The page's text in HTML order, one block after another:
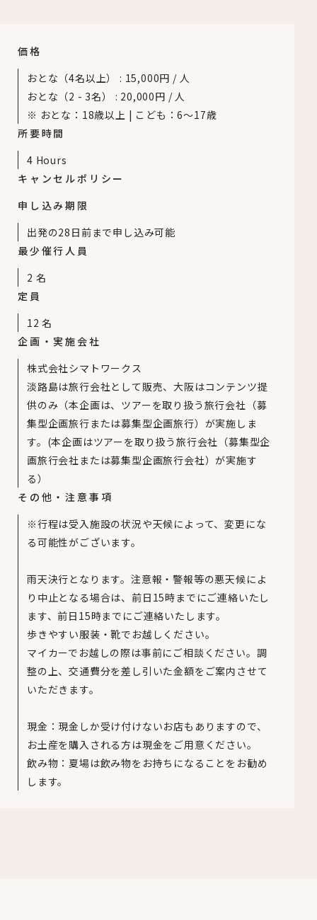
価格
おとな（4名以上）
: 15,000円 / 人
おとな（2 - 3名）
: 20,000円 / 人
※ おとな：18歳以上 | こども：6～17歳
所要時間
4 Hours
キャンセルポリシー
申し込み期限
出発の28日前まで申し込み可能
最少催行人員
2 名
定員
12 名
企画・実施会社
株式会社シマトワークス
淡路島は旅行会社として販売、大阪はコンテンツ提
供のみ（本企画は、ツアーを取り扱う旅行会社（募
集型企画旅行または募集型企画旅行）が実施しま
す。(本企画はツアーを取り扱う旅行会社（募集型企
画旅行会社または募集型企画旅行会社）が実施す
る）
その他・注意事項
※行程は受入施設の状況や天候によって、変更にな
る可能性がございます。
雨天決行となります。注意報・警報等の悪天候によ
り中止となる場合は、前日15時までにご連絡いたし
ます、前日15時までにご連絡いたします。
歩きやすい服装・靴でお越しください。
マイカーでお越しの際は事前にご相談ください。調
整の上、交通費分を差し引いた金額をご案内させて
いただきます。
現金：現金しか受け付けないお店もありますので、
お土産を購入される方は現金をご用意ください。
飲み物：夏場は飲み物をお持ちになることをお勧め
します。